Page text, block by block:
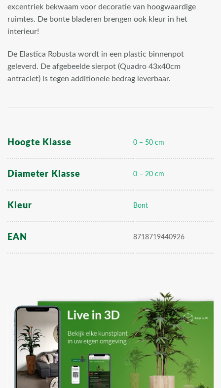
excentriek bekwaam voor decoratie van hoogwaardige
ruimtes. De bonte bladeren brengen ook kleur in het
interieur!
De Elastica Robusta wordt in een plastic binnenpot
geleverd. De afgebeelde sierpot (Quadro 43x40cm
antraciet) is tegen additionele bedrag leverbaar.
Hoogte Klasse 0 – 50 cm
Diameter Klasse 0 – 20 cm
Kleur Bont
EAN 8718719440926